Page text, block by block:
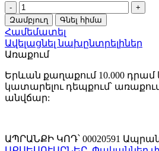
Փական
փոստի
Avers
CAM-
01/25-
NI(Նիկել)
quantity
Զամբյուղ Գնել հիմա
Համեմատել
Ավելացնել նախընտրելիներ
Առաքում
Երևան քաղաքում 10.000 դրամ
կատարելու դեպքում՝
անվճար:
ԱՊՐԱՆՔԻ ԿՈԴ՝ 00020591